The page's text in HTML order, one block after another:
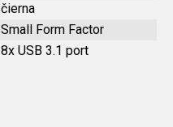
čierna
Small Form Factor
8x USB 3.1 port